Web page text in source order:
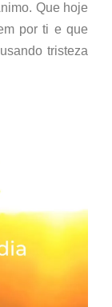
Que hoje
por ti e que
tristeza